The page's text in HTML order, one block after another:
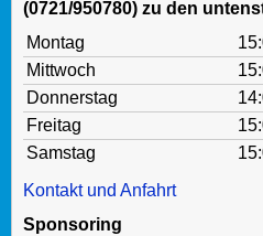
(0721/950780) zu den
Montag
Mittwoch
Donnerstag
Freitag
Samstag
Kontakt und Anfahrt
Sponsoring